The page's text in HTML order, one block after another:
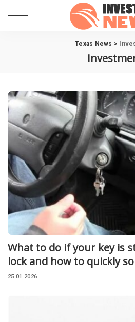
Texas News >
What to do if your key is
lock and how to quickly
25.01.2026